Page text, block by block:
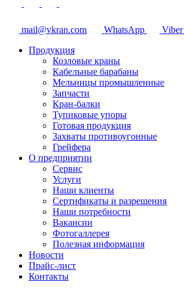
mail@vkran.com WhatsApp Viber
Продукция
Козловые краны
Кабельные барабаны
Мельницы промышленные
Запчасти
Кран-балки
Тупиковые упоры
Готовая продукция
Захваты противоугонные
Грейфера
О предприятии
Сервис
Услуги
Наши клиенты
Сертификаты и разрешения
Наши потребности
Вакансии
Фотогаллерея
Полезная информация
Новости
Прайс-лист
Контакты